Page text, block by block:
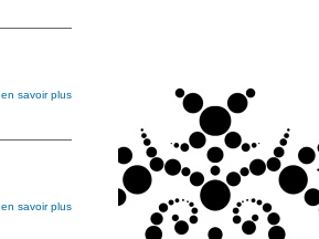
en savoir plus
en savoir plus